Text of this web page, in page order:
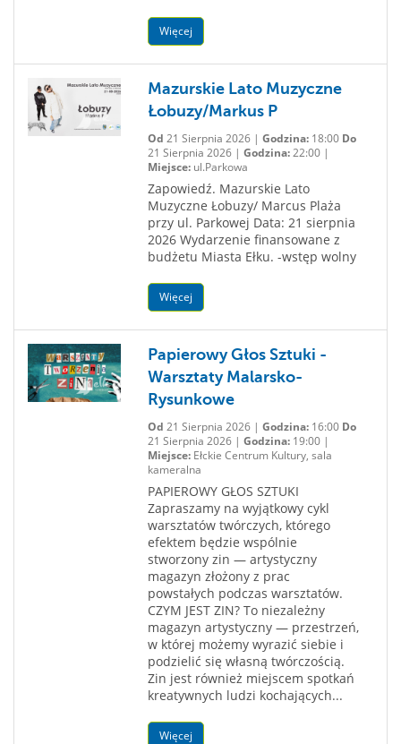
Więcej
Mazurskie Lato Muzyczne
Łobuzy/Markus P
Od 21 Sierpnia 2026 | Godzina:18:00 Do
21 Sierpnia 2026 | Godzina:22:00 |
Miejsce:ul.Parkowa
Zapowiedź. Mazurskie Lato
Muzyczne Łobuzy/ Marcus Plaża
przy ul. Parkowej Data: 21 sierpnia
2026 Wydarzenie finansowane z
budżetu Miasta Ełku. -wstęp wolny
Więcej
Papierowy Głos Sztuki -
Warsztaty Malarsko-
Rysunkowe
Od 21 Sierpnia 2026 | Godzina:16:00 Do
21 Sierpnia 2026 | Godzina:19:00 |
Miejsce:Ełckie Centrum Kultury, sala
kameralna
PAPIEROWY GŁOS SZTUKI
Zapraszamy na wyjątkowy cykl
warsztatów twórczych, którego
efektem będzie wspólnie
stworzony zin — artystyczny
magazyn złożony z prac
powstałych podczas warsztatów.
CZYM JEST ZIN? To niezależny
magazyn artystyczny — przestrzeń,
w której możemy wyrazić siebie i
podzielić się własną twórczością.
Zin jest również miejscem spotkań
kreatywnych ludzi kochających...
Więcej